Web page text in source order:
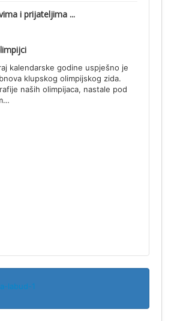
i prijateljima ...
kalendarske godine uspješno je
klupskog olimpijskog zida.
naših olimpijaca, nastale pod
…